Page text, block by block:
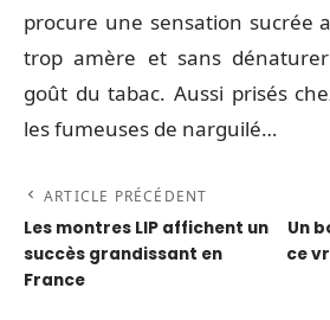
procure une sensation sucrée
trop amère et sans
goût du tabac. Aussi prisés
les fumeuses de narguilé…
ARTICLE PRÉCÉDENT
Les montres LIP affichent un
succès grandissant en
France
Un
ce